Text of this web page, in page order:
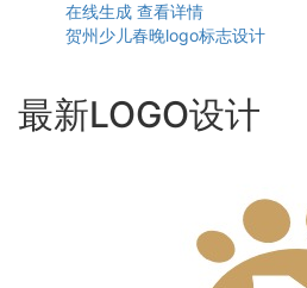
在线生成 查看详情
贺州少儿春晚logo标志设计
最新LOGO设计